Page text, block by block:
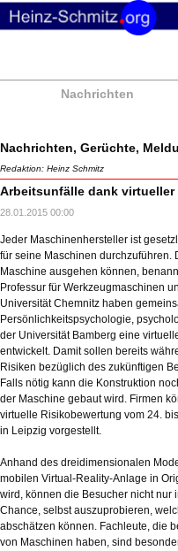
Nachrichten
Nachrichten, Gerüchte,
Redaktion: Heinz Schmitz
Arbeitsunfälle dank virtueller
28.01.2015 00:00
Jeder Maschinenhersteller ist
für seine Maschinen durchzuführen.
Maschine ausgehen können,
Professur für Werkzeugmaschinen
Universität Chemnitz haben
Persönlichkeitspsychologie,
der Universität Bamberg eine
entwickelt. Damit sollen bereits
Risiken bezüglich des zukünftigen
Falls nötig kann die Konstruktion
der Maschine gebaut wird. Firmen
virtuelle Risikobewertung vom 24.
in Leipzig vorgestellt.
Anhand des dreidimensionalen
mobilen Virtual-Reality-Anlage in
wird, können die Besucher nicht nur
Chance, selbst auszuprobieren,
abschätzen können. Fachleute, die
von Maschinen haben, sind